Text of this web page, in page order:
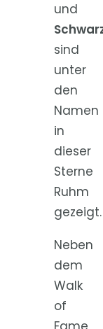
und
sind
unter
den
Namen
in
dieser
Sterne
Ruhm
gezeigt.
Neben
dem
Walk
of